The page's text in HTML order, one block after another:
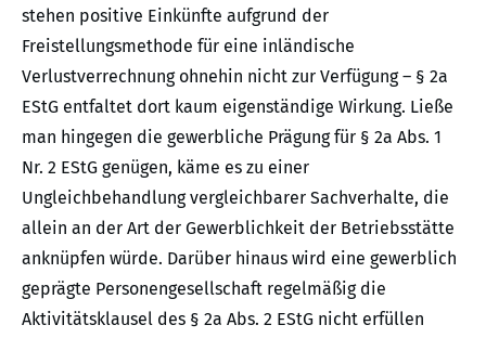
stehen positive Einkünfte aufgrund der
Freistellungsmethode für eine inländische
Verlustverrechnung ohnehin nicht zur Verfügung – § 2a
EStG entfaltet dort kaum eigenständige Wirkung. Ließe
man hingegen die gewerbliche Prägung für § 2a Abs. 1
Nr. 2 EStG genügen, käme es zu einer
Ungleichbehandlung vergleichbarer Sachverhalte, die
allein an der Art der Gewerblichkeit der Betriebsstätte
anknüpfen würde. Darüber hinaus wird eine gewerblich
geprägte Personengesellschaft regelmäßig die
Aktivitätsklausel des § 2a Abs. 2 EStG nicht erfüllen